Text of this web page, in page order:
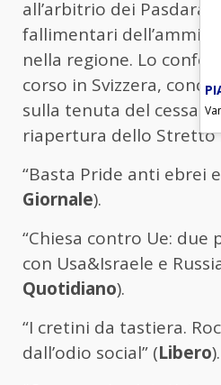
all’arbitrio dei
fallimentari
nella regione. Lo
corso in Svizzera,
sulla tenuta del cessate
riapertura dello
“Basta Pride anti ebrei
Giornale).
“Chiesa contro Ue: due
con Usa&Israele e
Quotidiano).
“I cretini da tastiera.
dall’odio social” (Libero).